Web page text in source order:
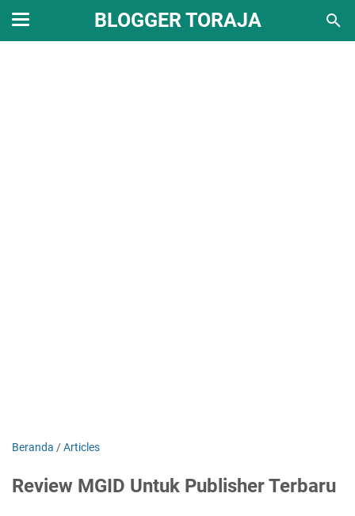
BLOGGER TORAJA
Beranda /Articles
Review MGID Untuk Publisher Terbaru